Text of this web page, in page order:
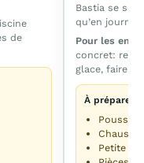
de
Bastia se
qu’en
Pour les
concret:
glace, faire
À préparer
Petite